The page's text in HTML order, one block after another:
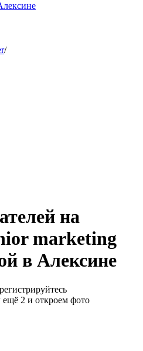
/
на
marketing
в Алексине
2 и откроем фото